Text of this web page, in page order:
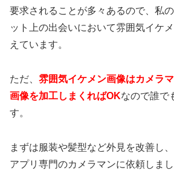
要求されることが多々あるので、私
ット上の出会いにおいて雰囲気イケ
えています。
ただ、 雰囲気イケメン画像はカメラ
画像を加工しまくればOKなので誰で
す。
まずは服装や髪型など外見を改善し
アプリ専門のカメラマンに依頼しまし